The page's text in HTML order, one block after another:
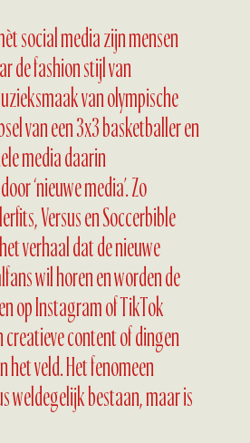
social media zijn mensen
de fashion stijl van
van olympische
van een 3x3 basketballer en
media daarin
‘nieuwe media’. Zo
Versus en Soccerbible
verhaal dat de nieuwe
wil horen en worden de
op Instagram of TikTok
creatieve content of dingen
het veld. Het fenomeen
weldegelijk bestaan, maar is